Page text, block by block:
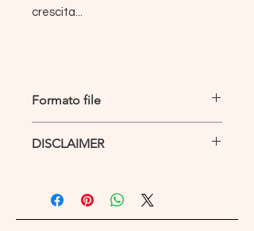
crescita...
Formato file
DISCLAIMER
scopo educativo e NON ha lo scopo di
diagnosticare, trattare, curare o